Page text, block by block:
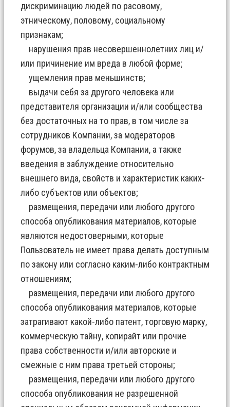
дискриминацию людей по расовому,
этническому, половому, социальному
признакам;
нарушения прав несовершеннолетних лиц и/
или причинение им вреда в любой форме;
ущемления прав меньшинств;
выдачи себя за другого человека или
представителя организации и/или сообщества
без достаточных на то прав, в том числе за
сотрудников Компании, за модераторов
форумов, за владельца Компании, а также
введения в заблуждение относительно
внешнего вида, свойств и характеристик каких-
либо субъектов или объектов;
размещения, передачи или любого другого
способа опубликования материалов, которые
являются недостоверными, которые
Пользователь не имеет права делать доступным
по закону или согласно каким-либо контрактным
отношениям;
размещения, передачи или любого другого
способа опубликования материалов, которые
затрагивают какой-либо патент, торговую марку,
коммерческую тайну, копирайт или прочие
права собственности и/или авторские и
смежные с ним права третьей стороны;
размещения, передачи или любого другого
способа опубликования не разрешенной